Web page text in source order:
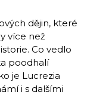
dějin, které
více než
Co vedlo
poodhalí
je Lucrezia
i s dalšími